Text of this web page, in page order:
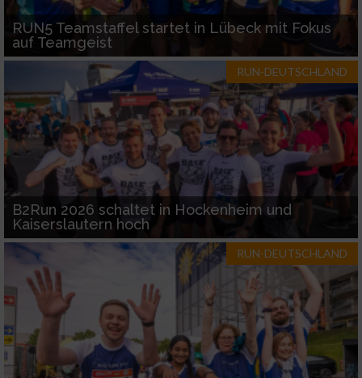
RUN5 Teamstaffel startet in Lübeck mit Fokus
auf Teamgeist
RUN-DEUTSCHLAND
B2Run 2026 schaltet in Hockenheim und
Kaiserslautern hoch
RUN-DEUTSCHLAND